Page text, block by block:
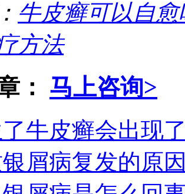
牛皮癣可以自愈
方法
： 马上咨询>
了牛皮癣会出现
银屑病复发的原